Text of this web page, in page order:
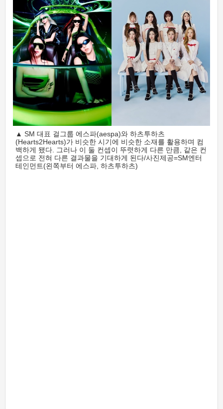
▲ SM 대표 걸그룹 에스파(aespa)와 하츠투하츠
(Hearts2Hearts)가 비슷한 시기에 비슷한 소재를 활용하며 컴
백하게 됐다. 그러나 이 둘 컨셉이 뚜렷하게 다른 만큼, 같은 컨
셉으로 전혀 다른 결과물을 기대하게 된다/사진제공=SM엔터
테인먼트(왼쪽부터 에스파, 하츠투하츠)